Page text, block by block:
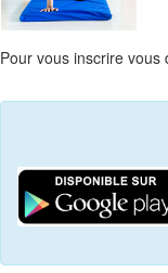
Pour vous inscrire